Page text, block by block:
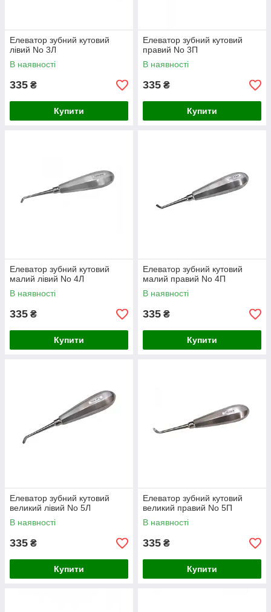
Елеватор зубний кутовий
лівий No 3Л
В наявності
335 ₴
Купити
Елеватор зубний кутовий
правий No 3П
В наявності
335 ₴
Купити
Елеватор зубний кутовий
малий лівий No 4Л
В наявності
335 ₴
Купити
Елеватор зубний кутовий
малий правий No 4П
В наявності
335 ₴
Купити
Елеватор зубний кутовий
великий лівий No 5Л
В наявності
335 ₴
Купити
Елеватор зубний кутовий
великий правий No 5П
В наявності
335 ₴
Купити